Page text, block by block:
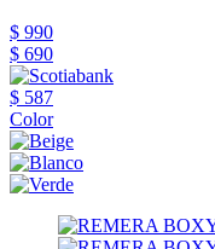
$ 990
$ 690
$ 587
Color